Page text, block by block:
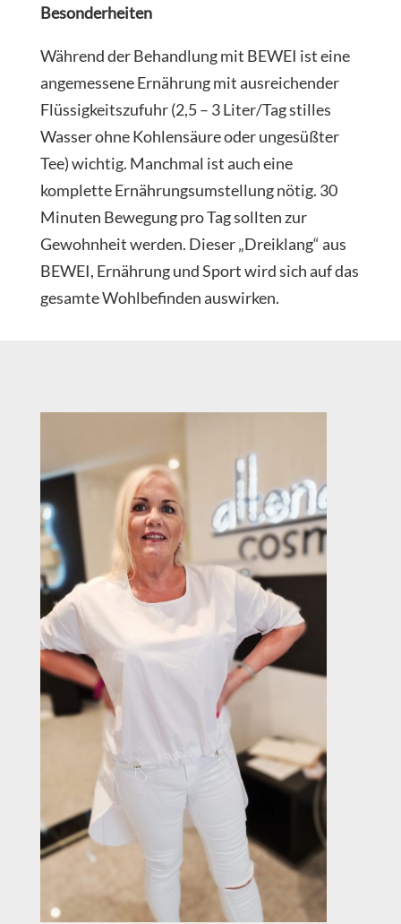
Besonderheiten
Während der Behandlung mit BEWEI ist eine
angemessene Ernährung mit ausreichender
Flüssigkeitszufuhr (2,5 – 3 Liter/Tag stilles
Wasser ohne Kohlensäure oder ungesüßter
Tee) wichtig. Manchmal ist auch eine
komplette Ernährungsumstellung nötig. 30
Minuten Bewegung pro Tag sollten zur
Gewohnheit werden. Dieser „Dreiklang“ aus
BEWEI, Ernährung und Sport wird sich auf das
gesamte Wohlbefinden auswirken.